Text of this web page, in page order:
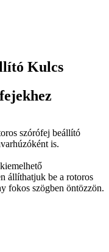
Kulcs
szórófej beállító
is.
állíthatjuk be a rotoros
fokos szögben öntözzön.